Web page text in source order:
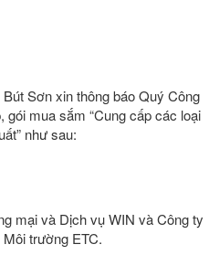
Sơn xin thông báo Quý Công
mua sắm “Cung cấp các loại
như sau:
mại và Dịch vụ WIN và Công ty
trường ETC.